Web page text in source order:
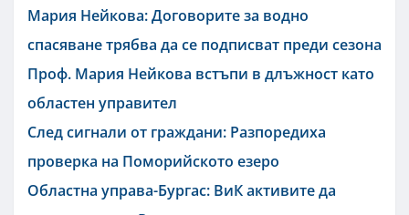
Мария Нейкова: Договорите за водно
спасяване трябва да се подписват преди сезона
Проф. Мария Нейкова встъпи в длъжност като
областен управител
След сигнали от граждани: Разпоредиха
проверка на Поморийското езеро
Областна управа-Бургас: ВиК активите да